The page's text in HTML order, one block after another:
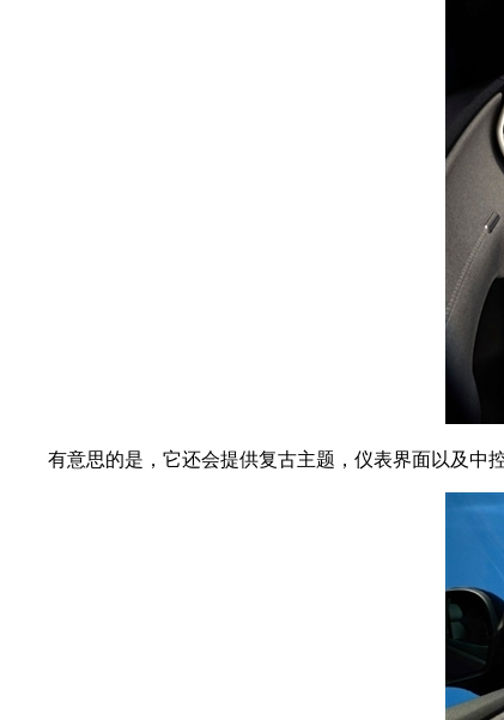
有意思的是，它还会提供复古主题，仪表界面以及中控